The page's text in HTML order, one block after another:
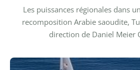
Les puissances régionales dans
recomposition Arabie saoudite,
direction de Daniel Meier